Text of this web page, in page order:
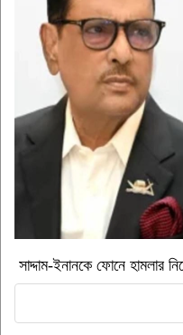
সাদ্দাম-ইনানকে ফোনে হামলার